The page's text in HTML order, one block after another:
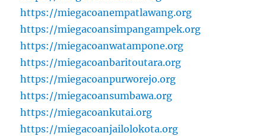
https://miegacoanempatlawang.org
https://miegacoansimpangampek.org
https://miegacoanwatampone.org
https://miegacoanbaritoutara.org
https://miegacoanpurworejo.org
https://miegacoansumbawa.org
https://miegacoankutai.org
https://miegacoanjailolokota.org